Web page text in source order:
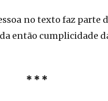
no texto faz parte
então cumplicidade
* * *